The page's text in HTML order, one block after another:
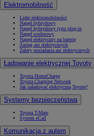
Elektromobilność
Lider elektromobilności
Napęd hybrydowy
Napęd hybrydowy typu plug-in
Napęd wodorowy
Napęd elektryczny na baterię
Zasięg aut elektrycznych
Zalety posiadania aut elektrycznych
Ładowanie elektrycznej Toyoty
Toyota HomeCharge
Toyota Charging Network
Jak naładować elektryczną Toyotę?
Systemy bezpieczeństwa
Toyota T-Mate
System eCall
Komunikacja z autem